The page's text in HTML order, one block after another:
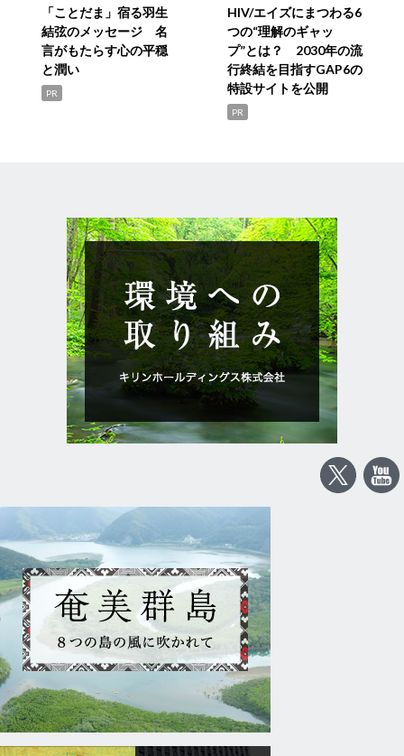
「ことだま」宿る羽生
結弦のメッセージ 名
言がもたらす心の平穏
と潤い
PR
HIV/エイズにまつわる6
つの“理解のギャッ
プ”とは？ 2030年の流
行終結を目指すGAP6の
特設サイトを公開
PR